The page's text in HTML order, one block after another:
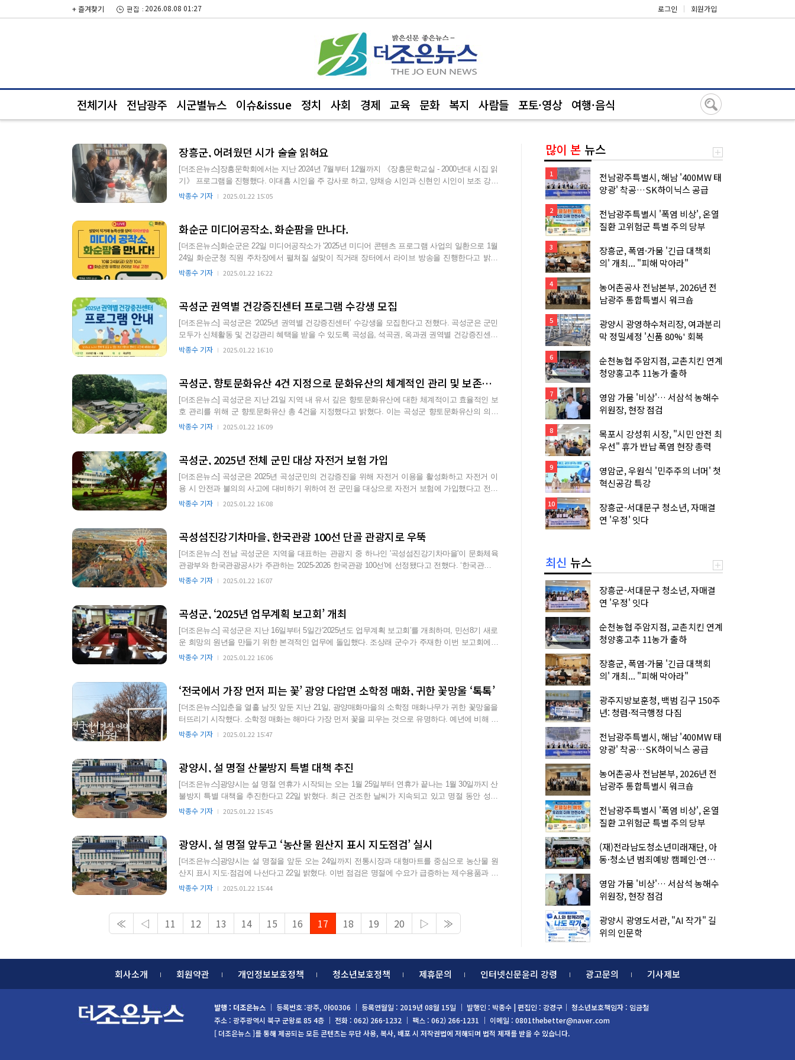
+ 즐겨찾기 2026.08.08 01:27 로그인 | 회원가입
전체기사 전남광주 시군별뉴스 이슈&issue 정치 사회 경제 교육 문화 복지 사람들 포토·영상 여행·음식
장흥군, 어려웠던 시가 술술 읽혀요
[더조은뉴스]장흥문학회에서는 지난 2024년 7월부터 12월까지 《장흥문학교실 - 2000년대 시집 읽
기》 프로그램을 진행했다. 이대흠 시인을 주 강사로 하고, 양채승 시인과 신현인 시인이 보조 강사
로 참여했다.…
박종수 기자 2025.01.22 15:05
화순군 미디어공작소, 화순팜을 만나다.
[더조은뉴스]화순군은 22일 미디어공작소가 '2025년 미디어 콘텐츠 프로그램 사업의 일환으로 1월
24일 화순군청 직원 주차장에서 펼쳐질 설맞이 직거래 장터에서 라이브 방송을 진행한다고 밝혔
다. 화순군 미디어공…
박종수 기자 2025.01.22 16:22
곡성군 권역별 건강증진센터 프로그램 수강생 모집
[더조은뉴스] 곡성군은 ‘2025년 권역별 건강증진센터’ 수강생을 모집한다고 전했다. 곡성군은 군민
모두가 신체활동 및 건강관리 혜택을 받을 수 있도록 곡성읍, 석곡권, 옥과권 권역별 건강증진센터
를 2023년부…
박종수 기자 2025.01.22 16:10
곡성군, 향토문화유산 4건 지정으로 문화유산의 체계적인 관리 및 보존에‘첫발을 내딛다’
[더조은뉴스] 곡성군은 지난 21일 지역 내 유서 깊은 향토문화유산에 대한 체계적이고 효율적인 보
호 관리를 위해 군 향토문화유산 총 4건을 지정했다고 밝혔다. 이는 곡성군 향토문화유산의 의미
있는 첫 지정이기…
박종수 기자 2025.01.22 16:09
곡성군, 2025년 전체 군민 대상 자전거 보험 가입
[더조은뉴스] 곡성군은 2025년 곡성군민의 건강증진을 위해 자전거 이용을 활성화하고 자전거 이
용 시 안전과 불의의 사고에 대비하기 위하여 전 군민을 대상으로 자전거 보험에 가입했다고 전했
다. 곡성군이 올해로 1…
박종수 기자 2025.01.22 16:08
곡성섬진강기차마을, 한국관광 100선 단골 관광지로 우뚝
[더조은뉴스] 전남 곡성군은 지역을 대표하는 관광지 중 하나인 '곡성섬진강기차마을'이 문화체육
관광부와 한국관광공사가 주관하는 '2025-2026 한국관광 100선'에 선정됐다고 전했다. ‘한국관광 1
00선'은 국…
박종수 기자 2025.01.22 16:07
곡성군, ‘2025년 업무계획 보고회’ 개최
[더조은뉴스] 곡성군은 지난 16일부터 5일간‘2025년도 업무계획 보고회’를 개최하며, 민선8기 새로
운 희망의 원년을 만들기 위한 본격적인 업무에 돌입했다. 조상래 군수가 주재한 이번 보고회에서
는 민선 8기 …
박종수 기자 2025.01.22 16:06
‘전국에서 가장 먼저 피는 꽃’ 광양 다압면 소학정 매화, 귀한 꽃망울 ‘톡톡’
[더조은뉴스]입춘을 열흘 남짓 앞둔 지난 21일, 광양매화마을의 소학정 매화나무가 귀한 꽃망울을
터뜨리기 시작했다. 소학정 매화는 해마다 가장 먼저 꽃을 피우는 것으로 유명하다. 예년에 비해 한
달가량 늦었지만 추…
박종수 기자 2025.01.22 15:47
광양시, 설 명절 산불방지 특별 대책 추진
[더조은뉴스]광양시는 설 명절 연휴가 시작되는 오는 1월 25일부터 연휴가 끝나는 1월 30일까지 산
불방지 특별 대책을 추진한다고 22일 밝혔다. 최근 건조한 날씨가 지속되고 있고 명절 동안 성묘
객, 등산객 등 입…
박종수 기자 2025.01.22 15:45
광양시, 설 명절 앞두고 ‘농산물 원산지 표시 지도점검’ 실시
[더조은뉴스]광양시는 설 명절을 앞둔 오는 24일까지 전통시장과 대형마트를 중심으로 농산물 원
산지 표시 지도·점검에 나선다고 22일 밝혔다. 이번 점검은 명절에 수요가 급증하는 제수용품과 선
물용품의 원산지 표시 준…
박종수 기자 2025.01.22 15:44
≪ ◁ 11 12 13 14 15 16 17 18 19 20 ▷ ≫
많이 본 뉴스
1
전남광주특별시, 해남 '400MW 태
양광' 착공…SK하이닉스 공급
2
전남광주특별시 '폭염 비상', 온열
질환 고위험군 특별 주의 당부
3
장흥군, 폭염·가뭄 '긴급 대책회
의' 개최... "피해 막아라"
4
농어촌공사 전남본부, 2026년 전
남광주 통합특별시 워크숍
5
광양시 광영하수처리장, 여과분리
막 정밀세정 '신품 80%' 회복
6
순천농협 주암지점, 교촌치킨 연계
청양홍고추 11농가 출하
7
영암 가뭄 '비상'… 서삼석 농해수
위원장, 현장 점검
8
목포시 강성휘 시장, "시민 안전 최
우선" 휴가 반납 폭염 현장 총력
9
영암군, 우원식 '민주주의 너머' 첫
혁신공감 특강
10
장흥군-서대문구 청소년, 자매결
연 '우정' 잇다
최신 뉴스
장흥군-서대문구 청소년, 자매결
연 '우정' 잇다
순천농협 주암지점, 교촌치킨 연계
청양홍고추 11농가 출하
장흥군, 폭염·가뭄 '긴급 대책회
의' 개최... "피해 막아라"
광주지방보훈청, 백범 김구 150주
년: 청렴·적극행정 다짐
전남광주특별시, 해남 '400MW 태
양광' 착공…SK하이닉스 공급
농어촌공사 전남본부, 2026년 전
남광주 통합특별시 워크숍
전남광주특별시 '폭염 비상', 온열
질환 고위험군 특별 주의 당부
(재)전라남도청소년미래재단, 아
동·청소년 범죄예방 캠페인·연합
영암 가뭄 '비상'… 서삼석 농해수
위원장, 현장 점검
광양시 광영도서관, "AI 작가" 길
위의 인문학
회사소개 회원약관 개인정보보호정책 청소년보호정책 제휴문의 인터넷신문윤리 강령 광고문의 기사제보
발행 : 더조은뉴스 ｜ 등록번호 :광주, 아00306 ｜ 등록연월일 : 2019년 08월 15일 ｜ 발행인 : 박종수 | 편집인 : 강경구｜ 청소년보호책임자 : 임금철
주소 : 광주광역시 북구 군왕로 85 4층 ｜ 전화 : 062) 266-1232 ｜ 팩스 : 062) 266-1231 ｜ 이메일 : 0801thebetter@naver.com
[ 더조은뉴스 ]를 통해 제공되는 모든 콘텐츠는 무단 사용, 복사, 배포 시 저작권법에 저해되며 법적 제재를 받을 수 있습니다.